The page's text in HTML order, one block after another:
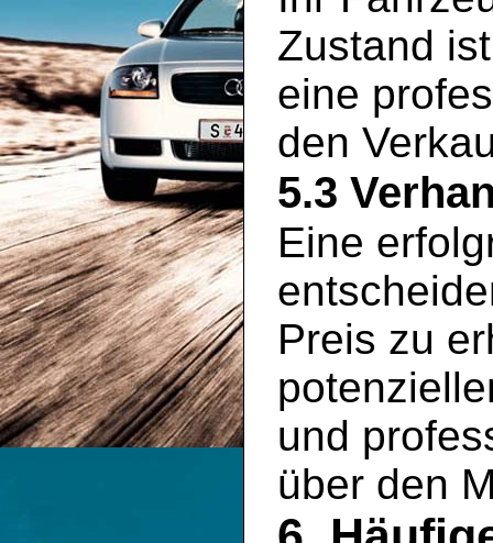
Zustand
eine
den
5.3
Eine
Preis zu
und
über den